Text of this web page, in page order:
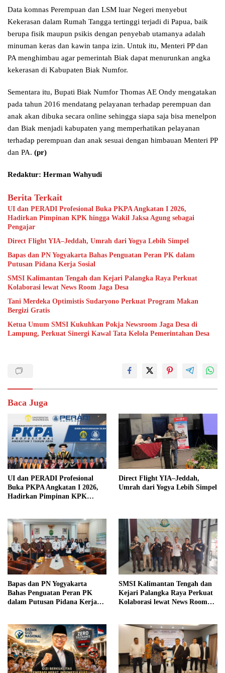
Data komnas Perempuan dan LSM luar Negeri menyebut
Kekerasan dalam Rumah Tangga tertinggi terjadi di Papua, baik
berupa fisik maupun psikis dengan penyebab utamanya adalah
minuman keras dan kawin tanpa izin. Untuk itu, Menteri PP dan
PA menghimbau agar pemerintah Biak dapat menurunkan angka
kekerasan di Kabupaten Biak Numfor.
Sementara itu, Bupati Biak Numfor Thomas AE Ondy mengatakan
pada tahun 2016 mendatang pelayanan terhadap perempuan dan
anak akan dibuka secara online sehingga siapa saja bisa menelpon
dan Biak menjadi kabupaten yang memperhatikan pelayanan
terhadap perempuan dan anak sesuai dengan himbauan Menteri PP
dan PA. (pr)
Redaktur: Herman Wahyudi
Berita Terkait
UI dan PERADI Profesional Buka PKPA Angkatan I 2026,
Hadirkan Pimpinan KPK hingga Wakil Jaksa Agung sebagai
Pengajar
Direct Flight YIA–Jeddah, Umrah dari Yogya Lebih Simpel
Bapas dan PN Yogyakarta Bahas Penguatan Peran PK dalam
Putusan Pidana Kerja Sosial
SMSI Kalimantan Tengah dan Kejari Palangka Raya Perkuat
Kolaborasi lewat News Room Jaga Desa
Tani Merdeka Optimistis Sudaryono Perkuat Program Makan
Bergizi Gratis
Ketua Umum SMSI Kukuhkan Pokja Newsroom Jaga Desa di
Lampung, Perkuat Sinergi Kawal Tata Kelola Pemerintahan Desa
Baca Juga
UI dan PERADI Profesional
Buka PKPA Angkatan I 2026,
Hadirkan Pimpinan KPK
Direct Flight YIA–Jeddah,
Umrah dari Yogya Lebih Simpel
Bapas dan PN Yogyakarta
Bahas Penguatan Peran PK
dalam Putusan Pidana Kerja
SMSI Kalimantan Tengah dan
Kejari Palangka Raya Perkuat
Kolaborasi lewat News Room